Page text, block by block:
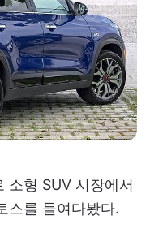
소형 SUV 시장에서
스를 들여다봤다.